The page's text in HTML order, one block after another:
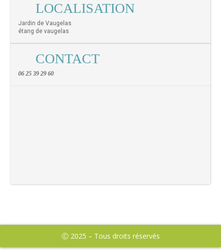
LOCALISATION
Jardin de Vaugelas
étang de vaugelas
CONTACT
06 25 39 29 60
Ⓒ 2025 – Tous droits réservés